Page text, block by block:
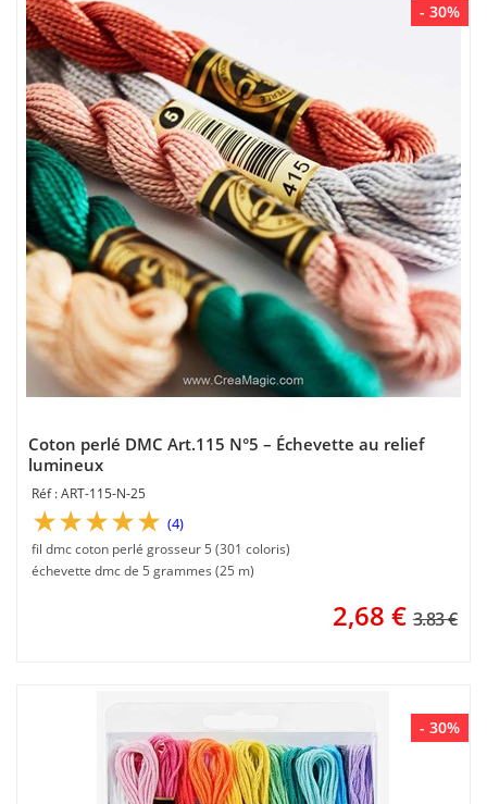
- 30%
Coton perlé DMC Art.115 N°5 – Échevette au relief
lumineux
ART-115-N-25
(4)
fil dmc coton perlé grosseur 5 (301 coloris)
échevette dmc de 5 grammes (25 m)
2,68 € 3.83 €
- 30%